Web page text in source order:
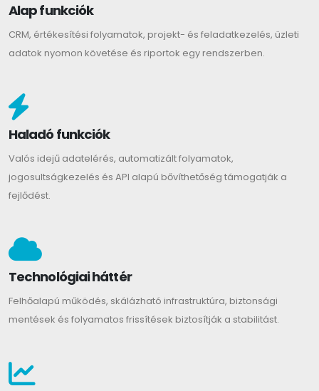
Alap funkciók
CRM, értékesítési folyamatok, projekt- és feladatkezelés, üzleti
adatok nyomon követése és riportok egy rendszerben.
Haladó funkciók
Valós idejű adatelérés, automatizált folyamatok,
jogosultságkezelés és API alapú bővíthetőség támogatják a
fejlődést.
Technológiai háttér
Felhőalapú működés, skálázható infrastruktúra, biztonsági
mentések és folyamatos frissítések biztosítják a stabilitást.